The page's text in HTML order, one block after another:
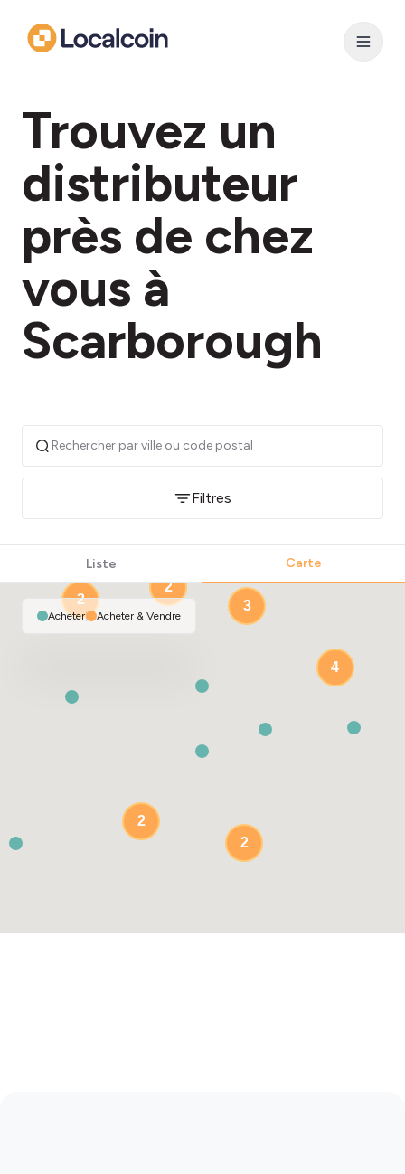
Trouvez un
distributeur
près de chez
vous à
Scarborough
Filtres
Liste Carte
3
2
2
4
2
2
Acheter| Acheter & Vendre